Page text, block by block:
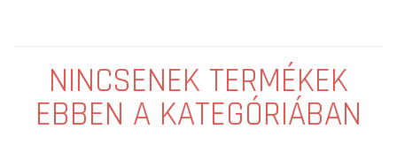
NINCSENEK TERMÉKEK
EBBEN A KATEGÓRIÁBAN